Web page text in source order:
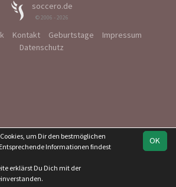
soccero.de
© 2006 - 2026
Kontakt Geburtstage
Impressum
Datenschutz
OK
um Dir den bestmöglichen
Informationen findest
erklärst Du Dich mit der